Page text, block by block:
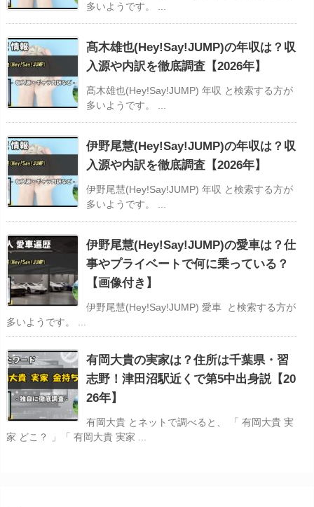
多いようです。 ...
髙木雄也(Hey!Say!JUMP)の年収は？収
入源や内訳を徹底調査【2026年】
髙木雄也(Hey!Say!JUMP) 年収 と検索する方が
多いようです。 ...
伊野尾慧(Hey!Say!JUMP)の年収は？収
入源や内訳を徹底調査【2026年】
伊野尾慧(Hey!Say!JUMP) 年収 と検索する方が
多いようです。 ...
伊野尾慧(Hey!Say!JUMP)の愛車は？仕
事やプライベートで何に乗っている？
【画像付き】
伊野尾慧(Hey!Say!JUMP) 愛車 と検索する方が
多いようです。 ...
有岡大貴の実家は？住所は千葉県・習
志野！津田沼駅近くで第5中出身説【20
26年】
有岡大貴 とネットで調べると、 「 有岡大貴 実
家 どこ？ 」「 有岡大貴 実家 ...